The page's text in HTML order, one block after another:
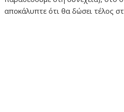
αποκάλυπτε ότι θα δώσει τέλος